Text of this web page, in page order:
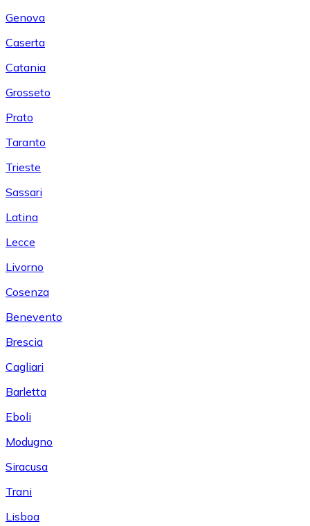
Genova
Caserta
Catania
Grosseto
Prato
Taranto
Trieste
Sassari
Latina
Lecce
Livorno
Cosenza
Benevento
Brescia
Cagliari
Barletta
Eboli
Modugno
Siracusa
Trani
Lisboa